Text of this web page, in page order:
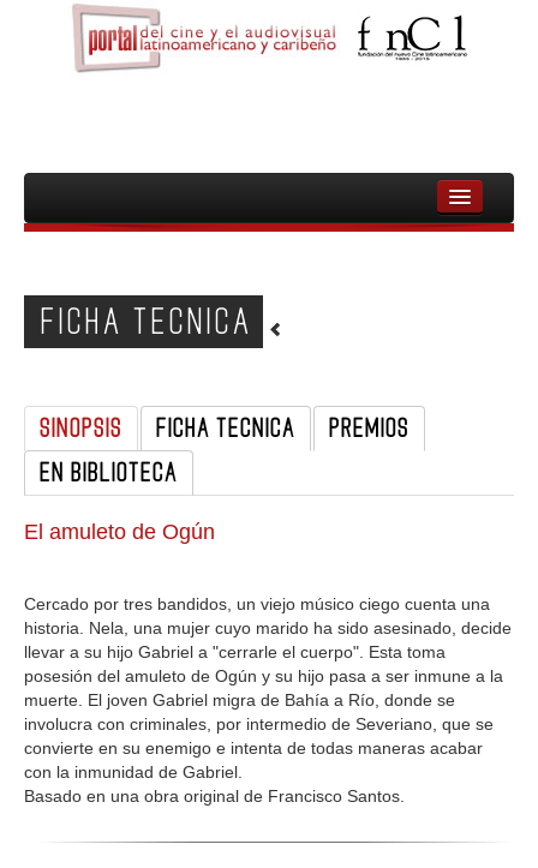
INICIO
PELICULAS
DOCUMENTALES
MUJERES
AUDIOVISUAL INDIGENA Y COMUNITARIO
FICHA TECNICA
SINOPSIS FICHA TECNICA
PREMIOS
EN BIBLIOTECA
El amuleto de Ogún
Cercado por tres bandidos, un viejo músico ciego cuenta una
historia. Nela, una mujer cuyo marido ha sido asesinado, decide
llevar a su hijo Gabriel a "cerrarle el cuerpo". Esta toma
posesión del amuleto de Ogún y su hijo pasa a ser inmune a la
muerte. El joven Gabriel migra de Bahía a Río, donde se
involucra con criminales, por intermedio de Severiano, que se
convierte en su enemigo e intenta de todas maneras acabar
con la inmunidad de Gabriel.
Basado en una obra original de Francisco Santos.